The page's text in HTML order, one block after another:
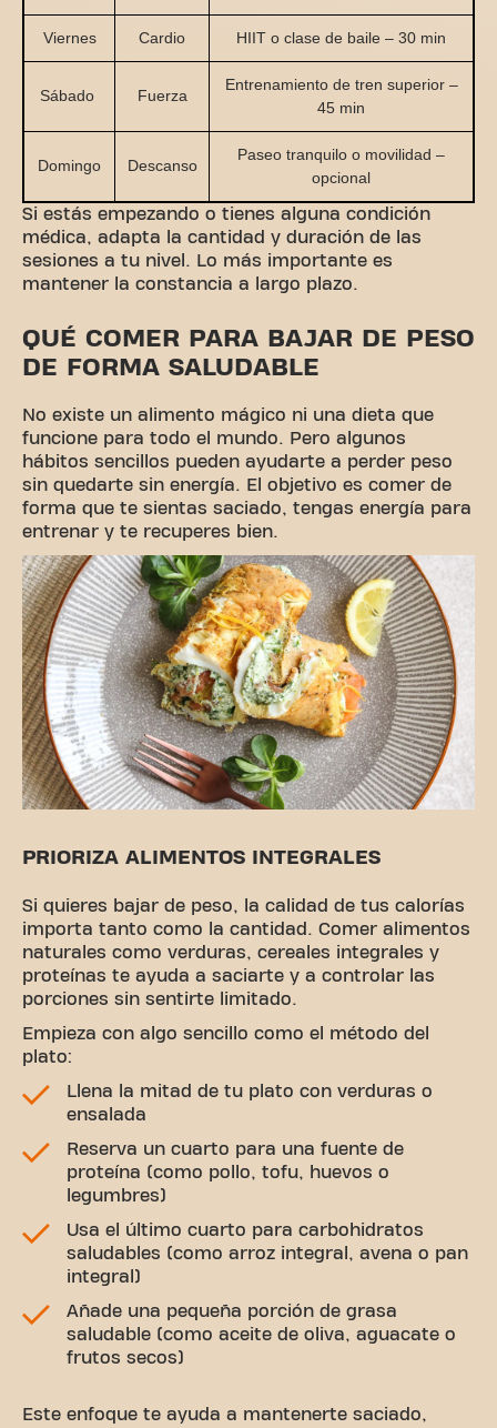
Viernes Cardio HIIT o clase de baile – 30 min
Sábado Fuerza
Entrenamiento de tren superior –
45 min
Domingo Descanso
Paseo tranquilo o movilidad –
opcional
Si estás empezando o tienes alguna condición
médica, adapta la cantidad y duración de las
sesiones a tu nivel. Lo más importante es
mantener la constancia a largo plazo.
QUÉ COMER PARA BAJAR DE PESO
DE FORMA SALUDABLE
No existe un alimento mágico ni una dieta que
funcione para todo el mundo. Pero algunos
hábitos sencillos pueden ayudarte a perder peso
sin quedarte sin energía. El objetivo es comer de
forma que te sientas saciado, tengas energía para
entrenar y te recuperes bien.
PRIORIZA ALIMENTOS INTEGRALES
Si quieres bajar de peso, la calidad de tus calorías
importa tanto como la cantidad. Comer alimentos
naturales como verduras, cereales integrales y
proteínas te ayuda a saciarte y a controlar las
porciones sin sentirte limitado.
Empieza con algo sencillo como el método del
plato:
Llena la mitad de tu plato con verduras o
ensalada
Reserva un cuarto para una fuente de
proteína (como pollo, tofu, huevos o
legumbres)
Usa el último cuarto para carbohidratos
saludables (como arroz integral, avena o pan
integral)
Añade una pequeña porción de grasa
saludable (como aceite de oliva, aguacate o
frutos secos)
Este enfoque te ayuda a mantenerte saciado,